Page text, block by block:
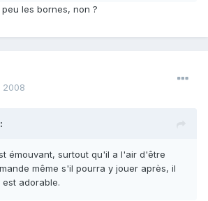
les bornes, non ?
2008
émouvant, surtout qu'il a l'air d'être
même s'il pourra y jouer après, il
adorable.